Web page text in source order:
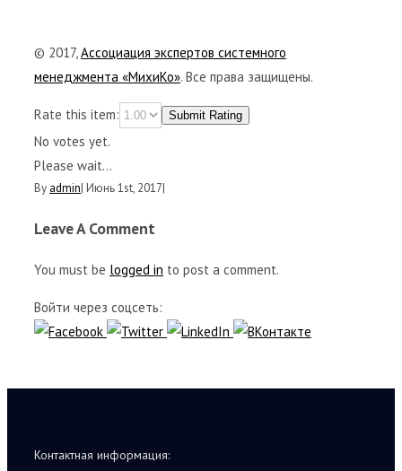
© 2017,Ассоциация экспертов системного
менеджмента «МихиКо». Все права защищены.
Rate this item: Submit Rating
No votes yet.
Please wait...
By admin| Июнь 1st, 2017|
Leave A Comment
You must be logged in to post a comment.
Войти через соцсеть:
Контактная информация: